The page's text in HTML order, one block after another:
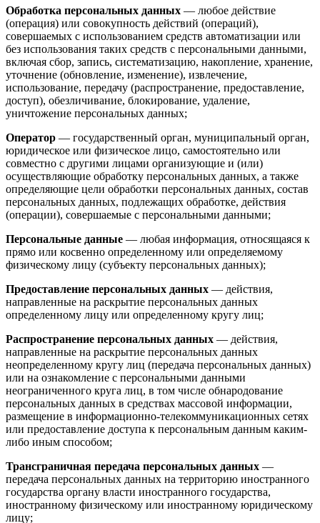
Обработка персональных данных — любое действие
(операция) или совокупность действий (операций),
совершаемых с использованием средств автоматизации или
без использования таких средств с персональными данными,
включая сбор, запись, систематизацию, накопление, хранение,
уточнение (обновление, изменение), извлечение,
использование, передачу (распространение, предоставление,
доступ), обезличивание, блокирование, удаление,
уничтожение персональных данных;
Оператор — государственный орган, муниципальный орган,
юридическое или физическое лицо, самостоятельно или
совместно с другими лицами организующие и (или)
осуществляющие обработку персональных данных, а также
определяющие цели обработки персональных данных, состав
персональных данных, подлежащих обработке, действия
(операции), совершаемые с персональными данными;
Персональные данные — любая информация, относящаяся к
прямо или косвенно определенному или определяемому
физическому лицу (субъекту персональных данных);
Предоставление персональных данных — действия,
направленные на раскрытие персональных данных
определенному лицу или определенному кругу лиц;
Распространение персональных данных — действия,
направленные на раскрытие персональных данных
неопределенному кругу лиц (передача персональных данных)
или на ознакомление с персональными данными
неограниченного круга лиц, в том числе обнародование
персональных данных в средствах массовой информации,
размещение в информационно-телекоммуникационных сетях
или предоставление доступа к персональным данным каким-
либо иным способом;
Трансграничная передача персональных данных —
передача персональных данных на территорию иностранного
государства органу власти иностранного государства,
иностранному физическому или иностранному юридическому
лицу;